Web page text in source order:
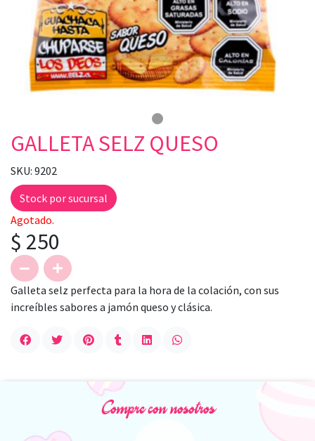
GALLETA SELZ QUESO
SKU: 9202
Stock por sucursal
Agotado.
$ 250
Galleta selz perfecta para la hora de la colación, con sus
increíbles sabores a jamón queso y clásica.
Compre con nosotros